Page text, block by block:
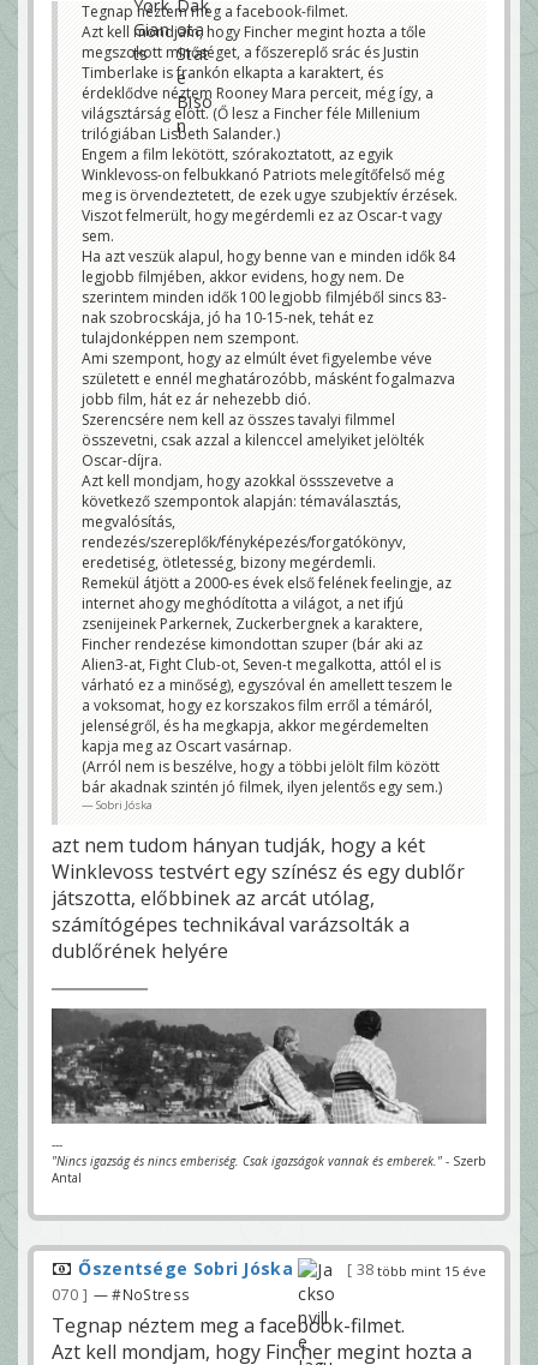
Tegnap néztem meg a facebook-filmet.
Azt kell mondjam, hogy Fincher megint hozta a tőle
megszokott minőséget, a főszereplő srác és Justin
Timberlake is frankón elkapta a karaktert, és
érdeklődve néztem Rooney Mara perceit, még így, a
világsztárság elött. (Ő lesz a Fincher féle Millenium
trilógiában Lisbeth Salander.)
Engem a film lekötött, szórakoztatott, az egyik
Winklevoss-on felbukkanó Patriots melegítőfelső még
meg is örvendeztetett, de ezek ugye szubjektív érzések.
Viszot felmerült, hogy megérdemli ez az Oscar-t vagy
sem.
Ha azt veszük alapul, hogy benne van e minden idők 84
legjobb filmjében, akkor evidens, hogy nem. De
szerintem minden idők 100 legjobb filmjéből sincs 83-
nak szobrocskája, jó ha 10-15-nek, tehát ez
tulajdonképpen nem szempont.
Ami szempont, hogy az elmúlt évet figyelembe véve
született e ennél meghatározóbb, másként fogalmazva
jobb film, hát ez ár nehezebb dió.
Szerencsére nem kell az összes tavalyi filmmel
összevetni, csak azzal a kilenccel amelyiket jelölték
Oscar-díjra.
Azt kell mondjam, hogy azokkal össszevetve a
következő szempontok alapján: témaválasztás,
megvalósítás,
rendezés/szereplők/fényképezés/forgatókönyv,
eredetiség, ötletesség, bizony megérdemli.
Remekül átjött a 2000-es évek első felének feelingje, az
internet ahogy meghódította a világot, a net ifjú
zsenijeinek Parkernek, Zuckerbergnek a karaktere,
Fincher rendezése kimondottan szuper (bár aki az
Alien3-at, Fight Club-ot, Seven-t megalkotta, attól el is
várható ez a minőség), egyszóval én amellett teszem le
a voksomat, hogy ez korszakos film erről a témáról,
jelenségről, és ha megkapja, akkor megérdemelten
kapja meg az Oscart vasárnap.
(Arról nem is beszélve, hogy a többi jelölt film között
bár akadnak szintén jó filmek, ilyen jelentős egy sem.)
Sobri Jóska
azt nem tudom hányan tudják, hogy a két
Winklevoss testvért egy színész és egy dublőr
játszotta, előbbinek az arcát utólag,
számítógépes technikával varázsolták a
dublőrének helyére
---
"Nincs igazság és nincs emberiség. Csak igazságok vannak és emberek." - Szerb
Antal
több mint 15 éve
Őszentsége Sobri Jóska
38
070
— #NoStress
Tegnap néztem meg a facebook-filmet.
Azt kell mondjam, hogy Fincher megint hozta a